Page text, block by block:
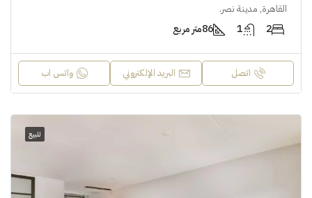
القاهرة, مدينة نصر.
2
1
86متر مربع
اتصل البريد الإلكتروني واتس اب
للبيع